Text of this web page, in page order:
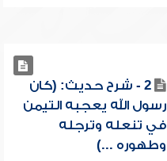
2 - شرح حديث: (كان
رسول الله يعجبه التيمن
في تنعله وترجله
وطهوره ...)